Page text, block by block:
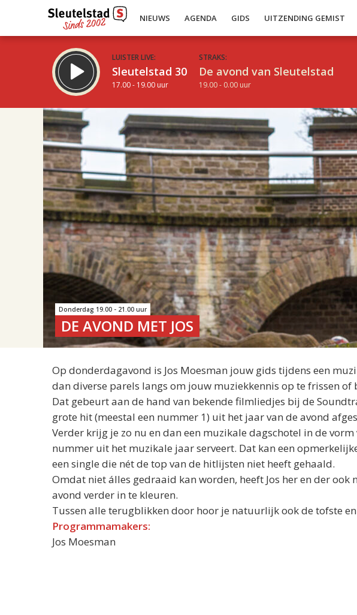
NIEUWS AGENDA GIDS UITZENDING GEMIST
LUISTER LIVE:
Sleutelstad 30
17.00 - 19.00 uur
STRAKS:
De avond van Sleutelstad
19.00 - 0.00 uur
19.00
Inklappen
Donderdag 19.00 - 21.00 uur
DE AVOND MET JOS
Op donderdagavond is Jos Moesman jouw gids tijdens een
dan diverse parels langs om jouw muziekkennis op te frissen of
Dat gebeurt aan de hand van bekende filmliedjes bij de
grote hit (meestal een nummer 1) uit het jaar van de avond
Verder krijg je zo nu en dan een muzikale dagschotel in de
nummer uit het muzikale jaar serveert. Dat kan een
een single die nét de top van de hitlijsten niet heeft gehaald.
Omdat niet álles gedraaid kan worden, heeft Jos her en der ook
avond verder in te kleuren.
Tussen alle terugblikken door hoor je natuurlijk ook de tofste
Programmamakers:
Jos Moesman